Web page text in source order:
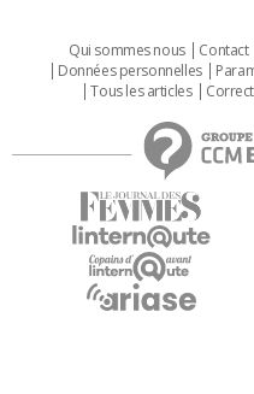
Qui sommes nous Contact
Données personnelles
Tous les articles